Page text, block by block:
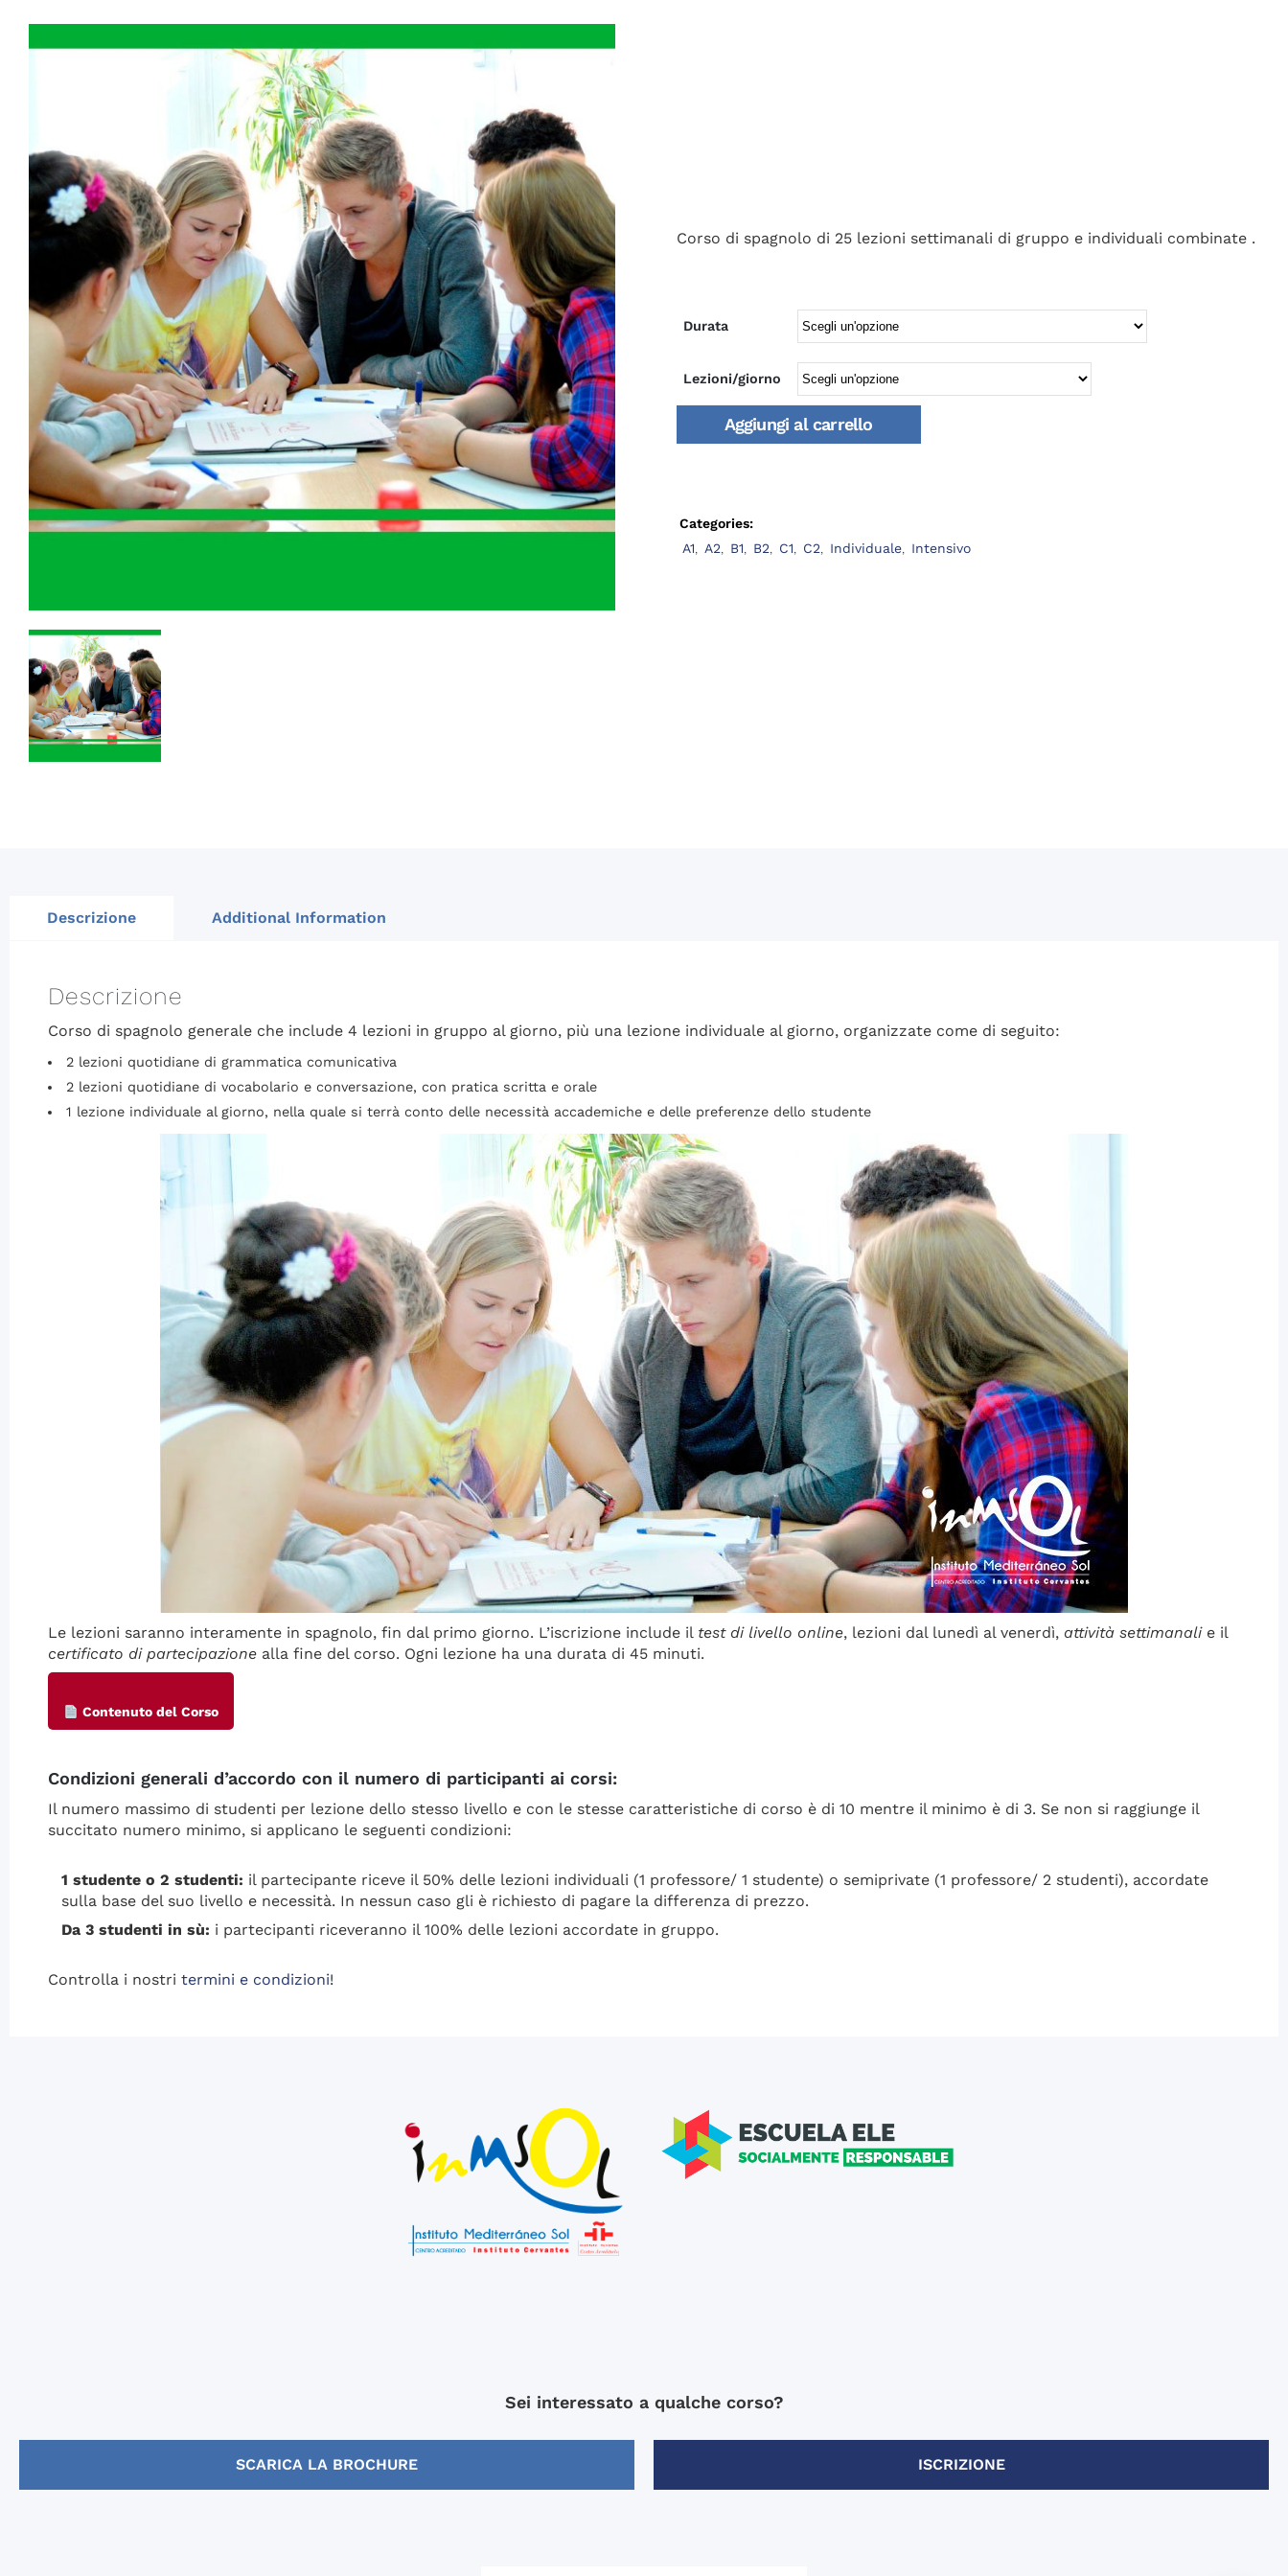
Corso di spagnolo di 25 lezioni settimanali di gruppo e individuali combinate .
Durata
Lezioni/giorno
Aggiungi al carrello
Categories:
A1
A2 B1 B2 C1 C2 Individuale, Intensivo
Descrizione Additional Information
Descrizione
Corso di spagnolo generale che include 4 lezioni in gruppo al giorno, più una lezione individuale al giorno, organizzate come di seguito:
2 lezioni quotidiane di grammatica comunicativa
2 lezioni quotidiane di vocabolario e conversazione, con pratica scritta e orale
1 lezione individuale al giorno, nella quale si terrà conto delle necessità accademiche e delle preferenze dello studente
Le lezioni saranno interamente in spagnolo, fin dal primo giorno. L’iscrizione include il test di livello online, lezioni dal lunedì al venerdì, attività settimanalie il
certificato di partecipazione alla fine del corso. Ogni lezione ha una durata di 45 minuti.
Contenuto del Corso
Condizioni generali d’accordo con il numero di participanti ai corsi:
Il numero massimo di studenti per lezione dello stesso livello e con le stesse caratteristiche di corso è di 10 mentre il minimo è di 3. Se non si raggiunge il
succitato numero minimo, si applicano le seguenti condizioni:
1 studente o 2 studenti: il partecipante riceve il 50% delle lezioni individuali (1 professore/ 1 studente) o semiprivate (1 professore/ 2 studenti), accordate
sulla base del suo livello e necessità. In nessun caso gli è richiesto di pagare la differenza di prezzo.
Da 3 studenti in sù: i partecipanti riceveranno il 100% delle lezioni accordate in gruppo.
Controlla i nostri termini e condizioni!
Sei interessato a qualche corso?
SCARICA LA BROCHURE ISCRIZIONE